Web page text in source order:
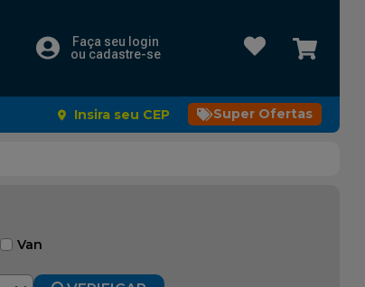
Faça seu login
ou cadastre-se
Insira seu CEP Super Ofertas
Van